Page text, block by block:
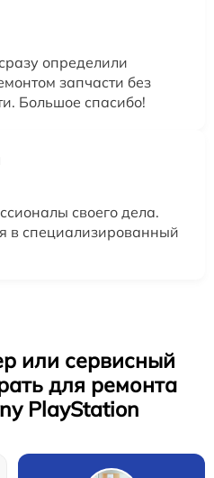
определили
запчасти без
Большое спасибо!
своего дела.
в специализированный
или сервисный
для ремонта
PlayStation